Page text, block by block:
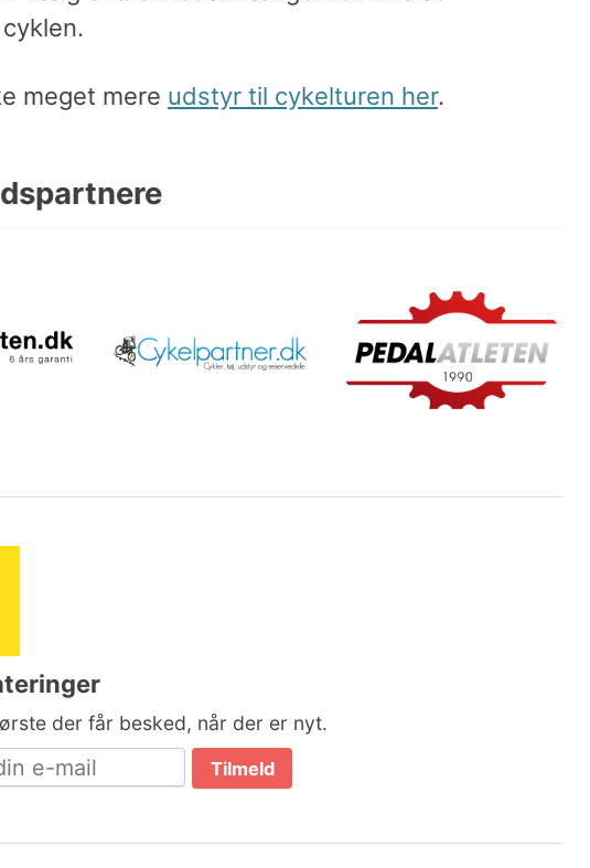
meget mere udstyr til cykelturen her.
der får besked, når der er nyt.